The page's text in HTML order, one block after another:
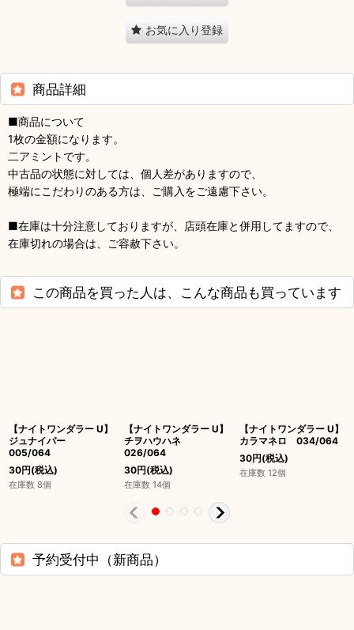
お気に入り登録
商品詳細
■商品について
1枚の金額になります。
二アミントです。
中古品の状態に対しては、個人差がありますので、
極端にこだわりのある方は、ご購入をご遠慮下さい。
■在庫は十分注意しておりますが、店頭在庫と併用してますので、
在庫切れの場合は、ご容赦下さい。
この商品を買った人は、こんな商品も買っています
【ナイトワンダラー U】
ジュナイパー
005/064
30円(税込)
在庫数 8個
【ナイトワンダラー U】
チヲハウハネ
026/064
30円(税込)
在庫数 14個
【ナイトワンダラー U】
カラマネロ 034/064
30円(税込)
在庫数 12個
予約受付中（新商品）